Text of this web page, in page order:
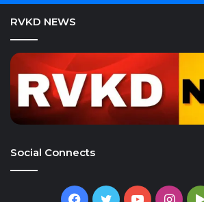
RVKD NEWS
Social Connects
Facebook
TwitterYouTube